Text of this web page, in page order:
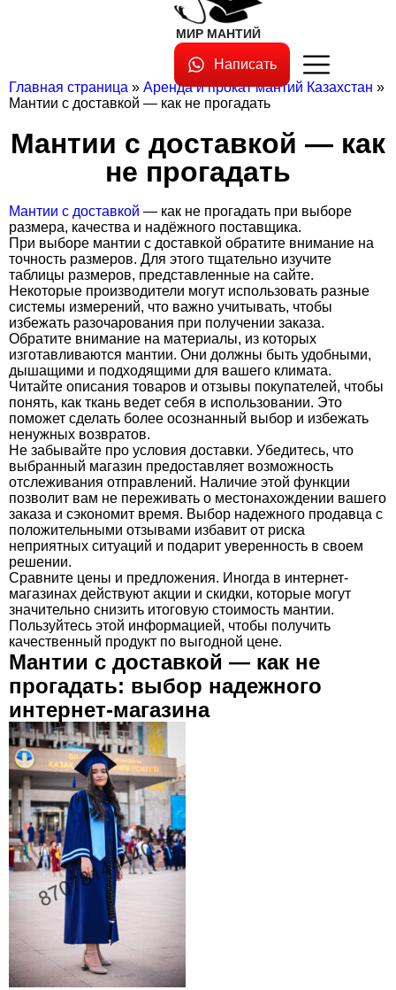
МИР МАНТИЙ
Написать
Главная страница » Аренда и прокат мантий Казахстан »
Мантии с доставкой — как не прогадать
Мантии с доставкой — как
не прогадать
Мантии с доставкой — как не прогадать при выборе
размера, качества и надёжного поставщика.
При выборе мантии с доставкой обратите внимание на
точность размеров. Для этого тщательно изучите
таблицы размеров, представленные на сайте.
Некоторые производители могут использовать разные
системы измерений, что важно учитывать, чтобы
избежать разочарования при получении заказа.
Обратите внимание на материалы, из которых
изготавливаются мантии. Они должны быть удобными,
дышащими и подходящими для вашего климата.
Читайте описания товаров и отзывы покупателей, чтобы
понять, как ткань ведет себя в использовании. Это
поможет сделать более осознанный выбор и избежать
ненужных возвратов.
Не забывайте про условия доставки. Убедитесь, что
выбранный магазин предоставляет возможность
отслеживания отправлений. Наличие этой функции
позволит вам не переживать о местонахождении вашего
заказа и сэкономит время. Выбор надежного продавца с
положительными отзывами избавит от риска
неприятных ситуаций и подарит уверенность в своем
решении.
Сравните цены и предложения. Иногда в интернет-
магазинах действуют акции и скидки, которые могут
значительно снизить итоговую стоимость мантии.
Пользуйтесь этой информацией, чтобы получить
качественный продукт по выгодной цене.
Мантии с доставкой — как не
прогадать: выбор надежного
интернет-магазина